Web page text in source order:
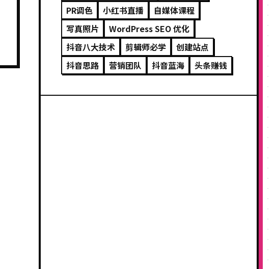
PR调色
小红书直播
自媒体课程
写真照片
WordPress SEO 优化
抖音八大技术
剪辑师必学
创建站点
抖音思路
营销团队 抖音蓝海 头条赚钱